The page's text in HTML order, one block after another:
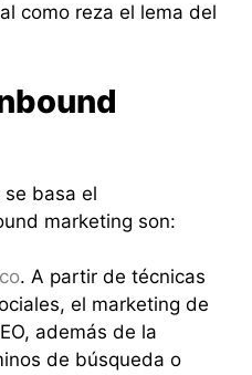
como reza el lema del
se basa el
marketing son:
. A partir de técnicas
el marketing de
además de la
de búsqueda o